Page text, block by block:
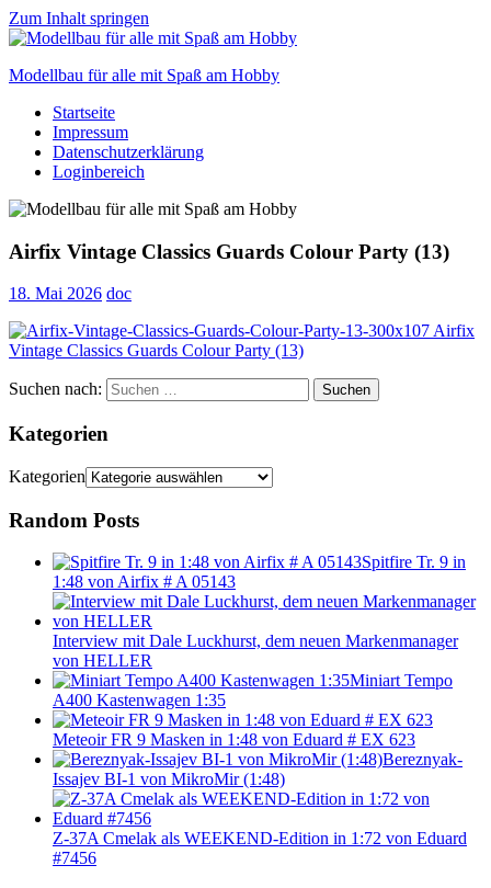
Zum Inhalt springen
Modellbau für alle mit Spaß am Hobby
Scale
modelling
to
Startseite
Impressum
Datenschutzerklärung
Loginbereich
Airfix Vintage Classics Guards Colour Party (13)
18. Mai 2026 doc
Suchen nach: Suchen
Kategorien
Kategorien
Random Posts
Spitfire Tr. 9 in
1:48 von Airfix # A 05143
Interview mit Dale Luckhurst, dem neuen Markenmanager
von HELLER
Miniart Tempo
A400 Kastenwagen 1:35
Meteoir FR 9 Masken in 1:48 von Eduard # EX 623
Bereznyak-
Issajev BI-1 von MikroMir (1:48)
Z-37A Cmelak als WEEKEND-Edition in 1:72 von Eduard
#7456